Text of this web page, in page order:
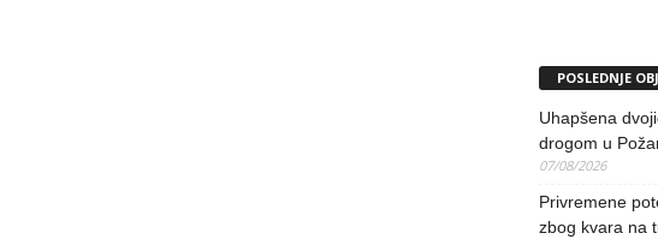
POSLEDNJE
Uhapšena
drogom u
07/08/2026
Privremene
zbog kvara na